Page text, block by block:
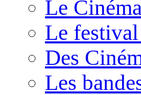
Le
Le
Des
Les